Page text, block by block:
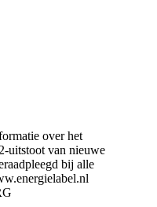
over het
uitstoot van nieuwe
bij alle